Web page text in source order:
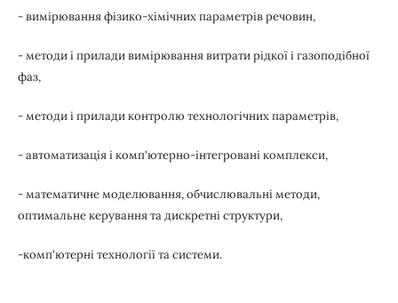
- вимірювання фізико-хімічних параметрів речовин,
- методи і прилади вимірювання витрати рідкої і газоподібної
фаз,
- методи і прилади контролю технологічних параметрів,
- автоматизація і комп'ютерно-інтегровані комплекси,
- математичне моделювання, обчислювальні методи,
оптимальне керування та дискретні структури,
-комп'ютерні технології та системи.